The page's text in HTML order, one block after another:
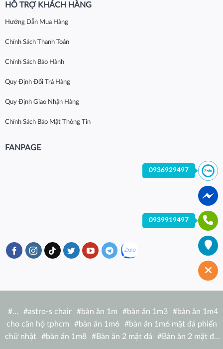
HỖ TRỢ KHÁCH HÀNG
Hướng Dẫn Mua Hàng
Chính Sách Thanh Toán
Chính Sách Bảo Hành
Quy Định Đổi Trả Hàng
Quy Định Giao Nhận Hàng
Chính Sách Bảo Mật Thông Tin
FANPAGE
#… #astro-s chair #bàn ăn 1m #bàn ăn 1m3 #bàn ăn 1m4
cho căn hộ tphcm
#bàn ăn 1m6 #bàn ăn 1m6 mặt đá phiến
chữ nhật
#bàn ăn 1m8 #Bàn ăn 2 mặt đá #Bàn ăn 2 mặt đá
0936929497
0939919497